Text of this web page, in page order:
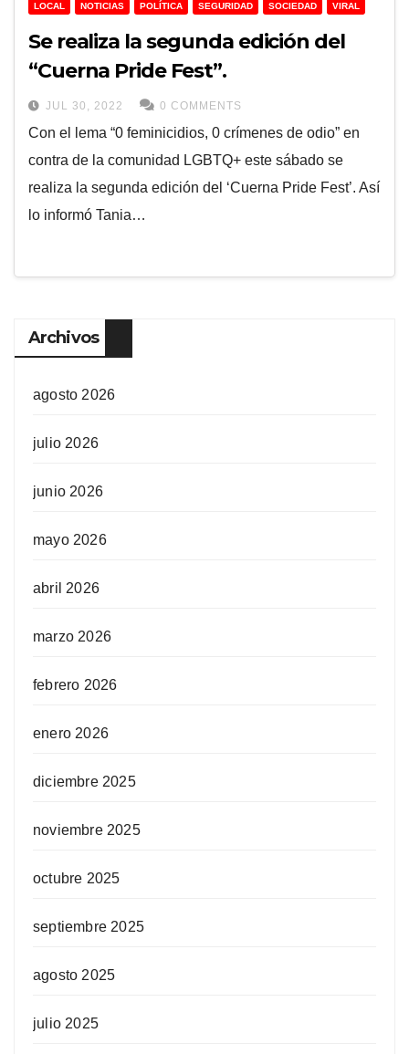
LOCAL NOTICIAS POLÍTICA SEGURIDAD SOCIEDAD VIRAL
Se realiza la segunda edición del
“Cuerna Pride Fest”.
JUL 30, 2022 0 COMMENTS
Con el lema “0 feminicidios, 0 crímenes de odio” en
contra de la comunidad LGBTQ+ este sábado se
realiza la segunda edición del ‘Cuerna Pride Fest’. Así
lo informó Tania…
Archivos
agosto 2026
julio 2026
junio 2026
mayo 2026
abril 2026
marzo 2026
febrero 2026
enero 2026
diciembre 2025
noviembre 2025
octubre 2025
septiembre 2025
agosto 2025
julio 2025